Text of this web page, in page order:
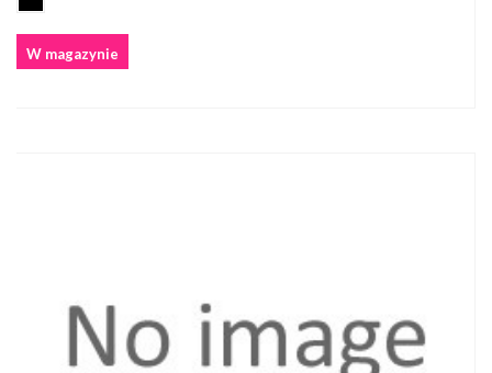
W magazynie